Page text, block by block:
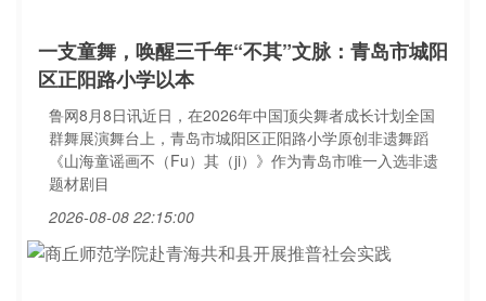
一支童舞，唤醒三千年“不其”文脉：青岛市城阳
区正阳路小学以本
鲁网8月8日讯近日，在2026年中国顶尖舞者成长计划全国
群舞展演舞台上，青岛市城阳区正阳路小学原创非遗舞蹈
《山海童谣画不（Fu）其（ji）》作为青岛市唯一入选非遗
题材剧目
2026-08-08 22:15:00